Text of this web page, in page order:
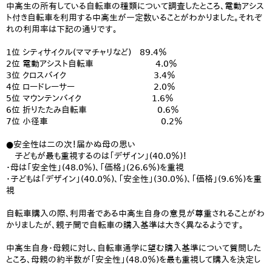
中高生の所有している自転車の種類について調査したところ、電動アシス
ト付き自転車を利用する中高生が一定数いることがわかりました。それぞ
れの利用率は下記の通りです。
1位 シティサイクル(ママチャリなど) 89.4％
2位 電動アシスト自転車 4.0％
3位 クロスバイク 3.4％
4位 ロードレーサー 2.0％
5位 マウンテンバイク 1.6％
6位 折りたたみ自転車 0.6％
7位 小径車 0.2％
●安全性は二の次！届かぬ母の思い
子どもが最も重視するのは「デザイン」(40.0％)！
・母は「安全性」(48.0％)、「価格」(26.6％)を重視
・子どもは「デザイン」(40.0％)、「安全性」(30.0％)、「価格」(9.6％)を重
視
自転車購入の際、利用者である中高生自身の意見が尊重されることがわ
かりましたが、親子間で自転車の購入基準は大きく異なるようです。
中高生自身・母親に対し、自転車通学に望む購入基準について質問した
ところ、母親の約半数が「安全性」(48.0％)を最も重視して購入を決定し